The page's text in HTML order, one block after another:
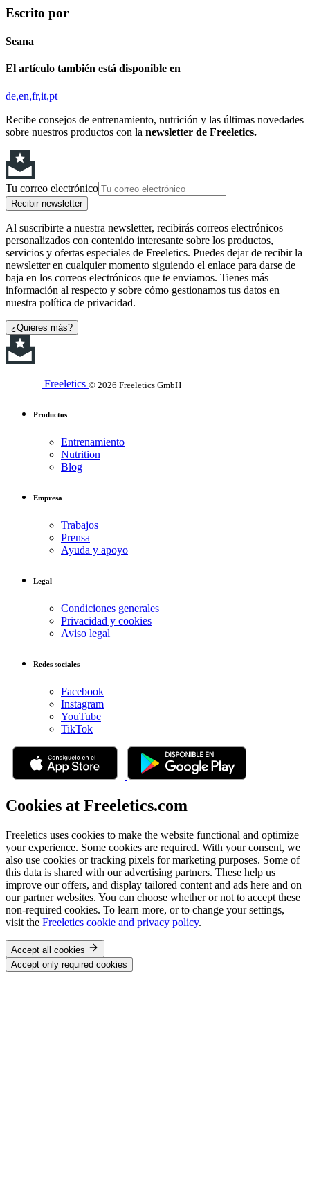
Escrito por
Seana
El artículo también está disponible en
de en fr it pt
Recibe consejos de entrenamiento, nutrición y las últimas novedades
sobre nuestros productos con la newsletter de Freeletics.
Tu correo electrónico
Recibir newsletter
Al suscribirte a nuestra newsletter, recibirás correos electrónicos
personalizados con contenido interesante sobre los productos,
servicios y ofertas especiales de Freeletics. Puedes dejar de recibir la
newsletter en cualquier momento siguiendo el enlace para darse de
baja en los correos electrónicos que te enviamos. Tienes más
información al respecto y sobre cómo gestionamos tus datos en
nuestra política de privacidad.
¿Quieres más?
Freeletics © 2026 Freeletics GmbH
Productos
Entrenamiento
Nutrition
Blog
Empresa
Trabajos
Prensa
Ayuda y apoyo
Legal
Condiciones generales
Privacidad y cookies
Aviso legal
Redes sociales
Facebook
Instagram
YouTube
TikTok
Cookies at Freeletics.com
Freeletics uses cookies to make the website functional and optimize
your experience. Some cookies are required. With your consent, we
also use cookies or tracking pixels for marketing purposes. Some of
this data is shared with our advertising partners. These help us
improve our offers, and display tailored content and ads here and on
our partner websites. You can choose whether or not to accept these
non-required cookies. To learn more, or to change your settings,
visit the Freeletics cookie and privacy policy.
Accept all cookies
Accept only required cookies